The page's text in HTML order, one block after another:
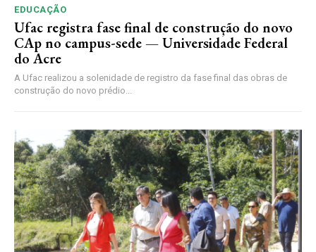
EDUCAÇÃO
Ufac registra fase final de construção do novo
CAp no campus-sede — Universidade Federal
do Acre
A Ufac realizou a solenidade de registro da fase final das obras de
construção do novo prédio...